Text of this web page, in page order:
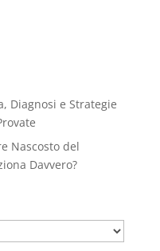
Diagnosi e Strategie
Nascosto del
Davvero?